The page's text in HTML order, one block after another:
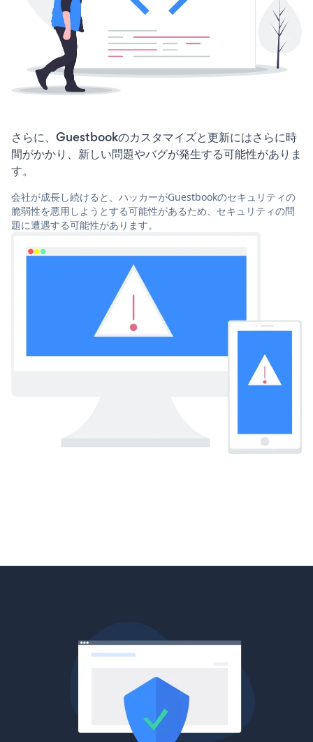
さらに、Guestbookのカスタマイズと更新にはさらに時
間がかかり、新しい問題やバグが発生する可能性がありま
す。
会社が成長し続けると、ハッカーがGuestbookのセキュリティの
脆弱性を悪用しようとする可能性があるため、セキュリティの問
題に遭遇する可能性があります。